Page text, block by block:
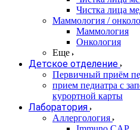
Чистка лица
Маммология /
Маммология
Онкология
Еще
Детское отделение
Первичный приём
прием педиатра с
курортной карты
Лаборатория
Аллергология